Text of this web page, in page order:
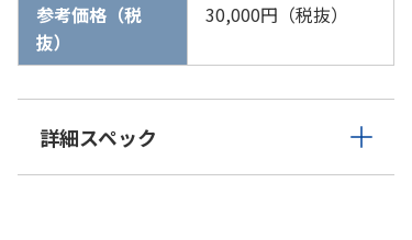
参考価格（税
抜）
30,000円（税抜）
詳細スペック